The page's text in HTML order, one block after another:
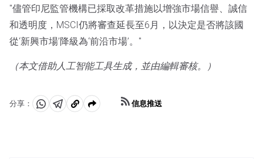
"儘管印尼監管機構已採取改革措施以增強市場信譽、誠信
和透明度，MSCI仍將審查延長至6月，以決定是否將該國
從‘新興市場’降級為‘前沿市場’。"
（本文借助人工智能工具生成，並由編輯審核。）
分享：
分 分 複
信息推送